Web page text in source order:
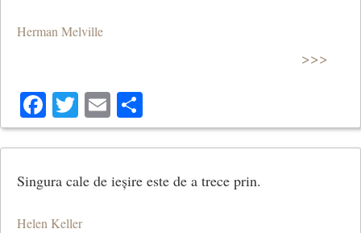
Herman Melville
>>>
Facebook
Twitter
Email
Singura cale de ieșire este de a trece prin.
Helen Keller